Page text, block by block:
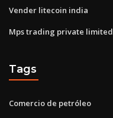
Vender litecoin india
Mps trading private limited
Tags
Comercio de petróleo